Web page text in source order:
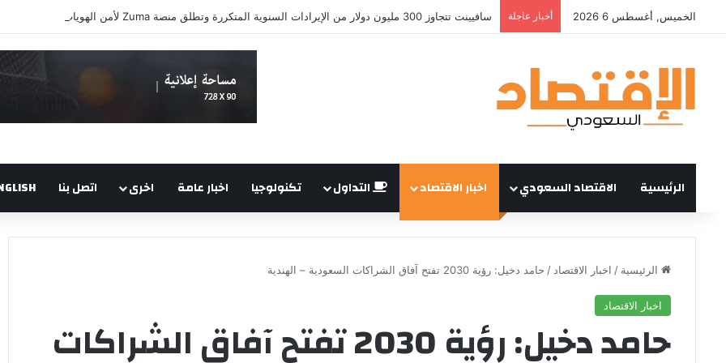
الخميس, أغسطس 6 2026 أخبار عاجلة
الرئيسية الاقتصاد السعودي اخبار الاقتصاد التداول تكنولوجيا اخبار عامة اخرى اتصل بنا
الرئيسية / اخبار الاقتصاد / حامد دخيل: رؤية 2030 تفتح آفاق الشراكات السعودية – الهندية
اخبار الاقتصاد
حامد دخيل: رؤية 2030 تفتح آفاق الشراكات